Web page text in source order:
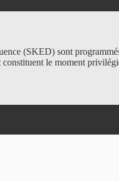
(SKED) sont
le moment